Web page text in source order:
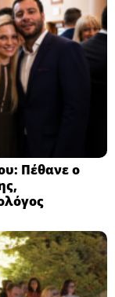
Πέθανε ο